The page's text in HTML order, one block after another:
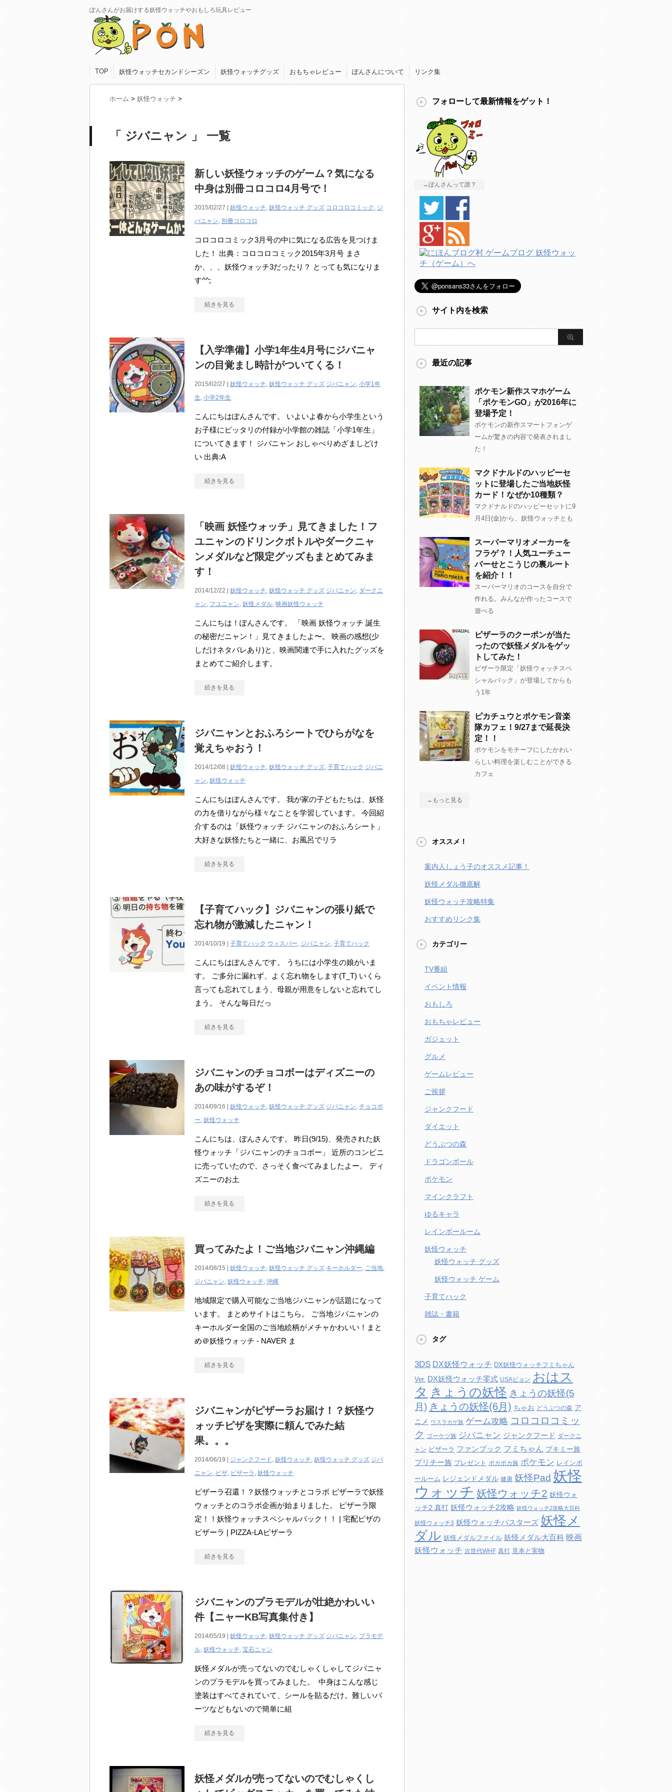
ぽんさんがお届けする妖怪ウォッチやおもしろ玩具レビュー
TOP 妖怪ウォッチセカンドシーズン 妖怪ウォッチグッズ おもちゃレビュー ぽんさんについて リンク集
ホーム > 妖怪ウォッチ >
「 ジバニャン 」 一覧
新しい妖怪ウォッチのゲーム？気になる
中身は別冊コロコロ4月号で！
2015/02/27 | 妖怪ウォッチ, 妖怪ウォッチ グッズ コロコロコミック , ジ
バニャン, 別冊コロコロ
コロコロコミック3月号の中に気になる広告を見つけま
した！ 出典：コロコロコミック2015年3月号 まさ
か、、、妖怪ウォッチ3だったり？ とっても気になりま
す^^;
続きを見る
【入学準備】小学1年生4月号にジバニャ
ンの目覚まし時計がついてくる！
2015/02/27 | 妖怪ウォッチ, 妖怪ウォッチ グッズ ジバニャン, 小学1年
生, 小学2年生
こんにちはぽんさんです。 いよいよ春から小学生という
お子様にピッタリの付録が小学館の雑誌「小学1年生」
についてきます！ ジバニャン おしゃべりめざましどけ
い 出典:A
続きを見る
「映画 妖怪ウォッチ」見てきました！フ
ユニャンのドリンクボトルやダークニャ
ンメダルなど限定グッズもまとめてみま
す！
2014/12/22 | 妖怪ウォッチ, 妖怪ウォッチ グッズ ジバニャン, ダークニ
ャン, フユニャン, 妖怪メダル, 映画妖怪ウォッチ
こんにちは！ぽんさんです。 「映画 妖怪ウォッチ 誕生
の秘密だニャン！」見てきましたよ〜。 映画の感想(少
しだけネタバレあり)と、映画関連で手に入れたグッズを
まとめてご紹介します。
続きを見る
ジバニャンとおふろシートでひらがなを
覚えちゃおう！
2014/12/08 | 妖怪ウォッチ, 妖怪ウォッチ グッズ, 子育てハック ジバニ
ャン, 妖怪ウォッチ
こんにちはぽんさんです。 我が家の子どもたちは、妖怪
の力を借りながら様々なことを学習しています。 今回紹
介するのは「妖怪ウォッチ ジバニャンのおふろシート」
大好きな妖怪たちと一緒に、お風呂でリラ
続きを見る
【子育てハック】ジバニャンの張り紙で
忘れ物が激減したニャン！
2014/10/19 | 子育てハック ウィスパー, ジバニャン, 子育てハック
こんにちはぽんさんです。 うちには小学生の娘がいま
す。 ご多分に漏れず、よく忘れ物をします(T_T) いくら
言っても忘れてしまう、母親が用意をしないと忘れてし
まう。 そんな毎日だっ
続きを見る
ジバニャンのチョコボーはディズニーの
あの味がするぞ！
2014/09/16 | 妖怪ウォッチ, 妖怪ウォッチ グッズ ジバニャン, チョコボ
ー, 妖怪ウォッチ
こんにちは、ぽんさんです。 昨日(9/15)、発売された妖
怪ウォッチ「ジバニャンのチョコボー」 近所のコンビニ
に売っていたので、さっそく食べてみましたよー。 ディ
ズニーのお土
続きを見る
買ってみたよ！ご当地ジバニャン沖縄編
2014/08/15 | 妖怪ウォッチ, 妖怪ウォッチ グッズ キーホルダー, ご当地,
ジバニャン, 妖怪ウォッチ, 沖縄
地域限定で購入可能なご当地ジバニャンが話題になって
います。 まとめサイトはこちら。 ご当地ジバニャンの
キーホルダー全国のご当地絵柄がメチャかわいい！まと
め＠妖怪ウォッチ - NAVER ま
続きを見る
ジバニャンがピザーラお届け！？妖怪ウ
ォッチピザを実際に頼んでみた結
果。。。
2014/06/19 | ジャンクフード, 妖怪ウォッチ, 妖怪ウォッチ グッズ ジバ
ニャン, ピザ, ピザーラ , 妖怪ウォッチ
ピザーラ召還！？妖怪ウォッチとコラボ ピザーラで妖怪
ウォッチとのコラボ企画が始まりました。 ピザーラ限
定！！妖怪ウォッチスペシャルパック！！ | 宅配ピザの
ピザーラ | PIZZA-LAピザーラ
続きを見る
ジバニャンのプラモデルが壮絶かわいい
件【ニャーKB写真集付き】
2014/05/19 | 妖怪ウォッチ, 妖怪ウォッチ グッズ ジバニャン, プラモデ
ル, 妖怪ウォッチ, 宝石ニャン
妖怪メダルが売ってないのでむしゃくしゃしてジバニャ
ンのプラモデルを買ってみました。 中身はこんな感じ
塗装はすべてされていて、シールを貼るだけ。難しいパ
ーツなどもないので簡単に組
続きを見る
妖怪メダルが売ってないのでむしゃくし
フォローして最新情報をゲット！
→ぽんさんって誰？
サイト内を検索
最近の記事
ポケモン新作スマホゲーム
「ポケモンGO」が2016年に
登場予定！
ポケモンの新作スマートフォンゲ
ームが驚きの内容で発表されまし
た！
マクドナルドのハッピーセ
ットに登場したご当地妖怪
カード！なぜか10種類？
マクドナルドのハッピーセットに9
月4日(金)から、妖怪ウォッチとも
スーパーマリオメーカーを
フラゲ？！人気ユーチュー
バーせとこうじの裏ルート
を紹介！！
スーパーマリオのコースを自分で
作れる。みんなが作ったコースで
遊べる
ピザーラのクーポンが当た
ったので妖怪メダルをゲッ
トしてみた！
ピザーラ限定「妖怪ウォッチスペ
シャルパック」が登場してからも
う1年
ピカチュウとポケモン音楽
隊カフェ！9/27まで延長決
定！！
ポケモンをモチーフにしたかわい
らしい料理を楽しむことができる
カフェ
→もっと見る
オススメ！
案内人しょう子のオススメ記事！
妖怪メダル徹底解
妖怪ウォッチ攻略特集
おすすめリンク集
カテゴリー
TV番組
イベント情報
おもしろ
おもちゃレビュー
ガジェット
グルメ
ゲームレビュー
ご挨拶
ジャンクフード
ダイエット
どうぶつの森
ドラゴンボール
ポケモン
マインクラフト
ゆるキャラ
レインボールーム
妖怪ウォッチ
妖怪ウォッチ グッズ
妖怪ウォッチ ゲーム
子育てハック
雑誌・書籍
タグ
3DS DX妖怪ウォッチ DX妖怪ウォッチフミちゃん
Ver. DX妖怪ウォッチ零式 USAピョン おはス
タ きょうの妖怪 きょうの妖怪(5
月) きょうの妖怪(6月) ちゃお どうぶつの森 ア
ニメ ウスラカゲ族 ゲーム攻略 コロコロコミッ
ク ゴーケツ族 ジバニャン ジャンクフード ダークニ
ャン ピザーラ ファンブック フミちゃん ブキミー族
プリチー族 プレゼント ポカポカ族 ポケモン レインボ
ールーム レジェンドメダル 健康 妖怪Pad 妖怪
ウォッチ 妖怪ウォッチ2 妖怪ウォ
ッチ2 真打 妖怪ウォッチ2攻略 妖怪ウォッチ2攻略大百科
妖怪ウォッチ3 妖怪ウォッチバスターズ 妖怪メ
ダル 妖怪メダルファイル 妖怪メダル大百科 映画
妖怪ウォッチ 次世代WHF 真打 見本と実物